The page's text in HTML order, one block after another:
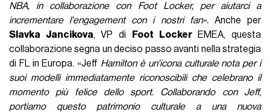
NBA, in collaborazione con Foot Locker, per aiutarci a
incrementare l'engagement con i nostri fan».Anche per
Slavka Jancikova, VP di Foot LockerEMEA, questa
collaborazione segna un deciso passo avanti nella strategia
di FL in Europa. «Jeff Hamilton è un'icona culturale nota per i
suoi modelli immediatamente riconoscibili che celebrano il
momento più felice dello sport. Collaborando con Jeff,
portiamo questo patrimonio culturale a una nuova